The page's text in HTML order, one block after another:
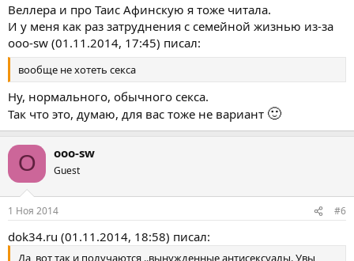
Веллера и про Таис Афинскую я тоже читала.
И у меня как раз затруднения с семейной жизнью из-за
ooo-sw (01.11.2014, 17:45) писал:
вообще не хотеть секса
Ну, нормального, обычного секса.
Так что это, думаю, для вас тоже не вариант 🙂
O ooo-sw
Guest
1 Ноя 2014 #6
dok34.ru (01.11.2014, 18:58) писал:
Да, вот так и получаются ..вынужденные антисексуалы. Увы,